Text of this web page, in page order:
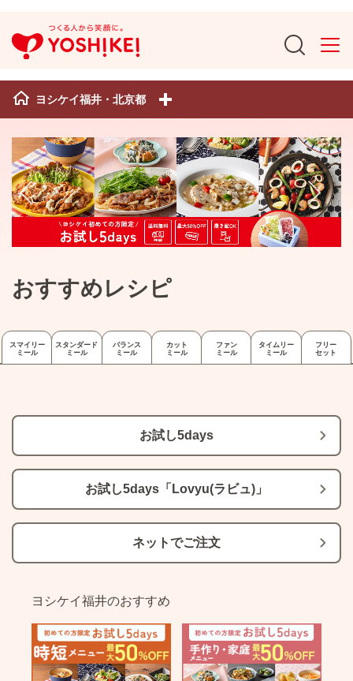
ヨシケイ福井・北京都
おすすめレシピ
スマイリー
ミール
スタンダード
ミール
バランス
ミール
カット
ミール
ファン
ミール
タイムリー
ミール
フリー
セット
お試し5days
お試し5days「Lovyu(ラビュ)」
ネットでご注文
ヨシケイ福井のおすすめ